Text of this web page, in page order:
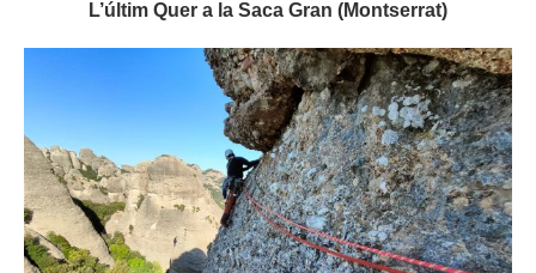
L’últim Quer a la Saca Gran (Montserrat)